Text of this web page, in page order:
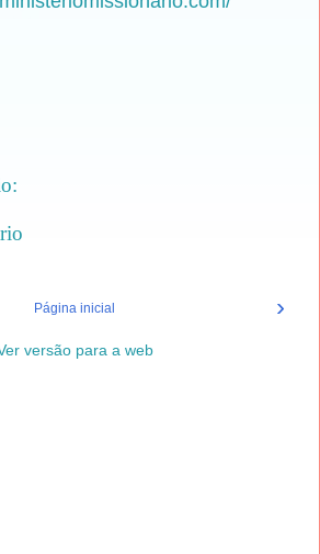
›
Página inicial
versão para a web